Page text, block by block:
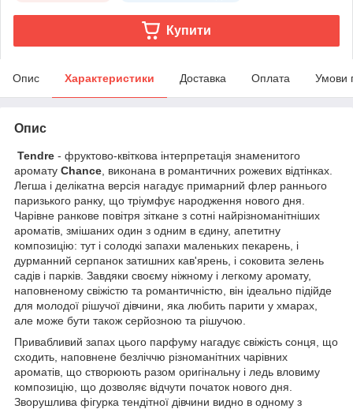
Купити
Опис Характеристики Доставка Оплата Умови
Опис
Tendre - фруктово-квіткова інтерпретація знаменитого
аромату Chance , виконана в романтичних рожевих відтінках.
Легша і делікатна версія нагадує примарний флер раннього
паризького ранку, що тріумфує народження нового дня.
Чарівне ранкове повітря зіткане з сотні найрізноманітніших
ароматів, змішаних один з одним в єдину, апетитну
композицію: тут і солодкі запахи маленьких пекарень, і
дурманний серпанок затишних кав'ярень, і соковита зелень
садів і парків. Завдяки своєму ніжному і легкому аромату,
наповненому свіжістю та романтичністю, він ідеально підійде
для молодої рішучої дівчини, яка любить парити у хмарах,
але може бути також серйозною та рішучою.
Привабливий запах цього парфуму нагадує свіжість сонця, що
сходить, наповнене безліччю різноманітних чарівних
ароматів, що створюють разом оригінальну і ледь вловиму
композицію, що дозволяє відчути початок нового дня.
Зворушлива фігурка тендітної дівчини видно в одному з